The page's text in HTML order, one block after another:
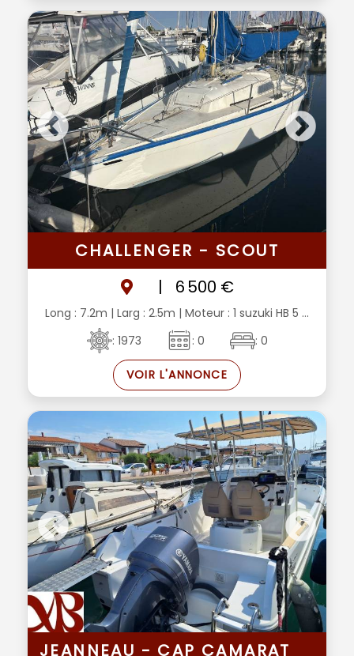
CHALLENGER - SCOUT
|
6 500 €
Long : 7.2m | Larg : 2.5m | Moteur : 1 suzuki HB 5 ...
: 1973
: 0 : 0
VOIR L'ANNONCE
JEANNEAU - CAP CAMARAT